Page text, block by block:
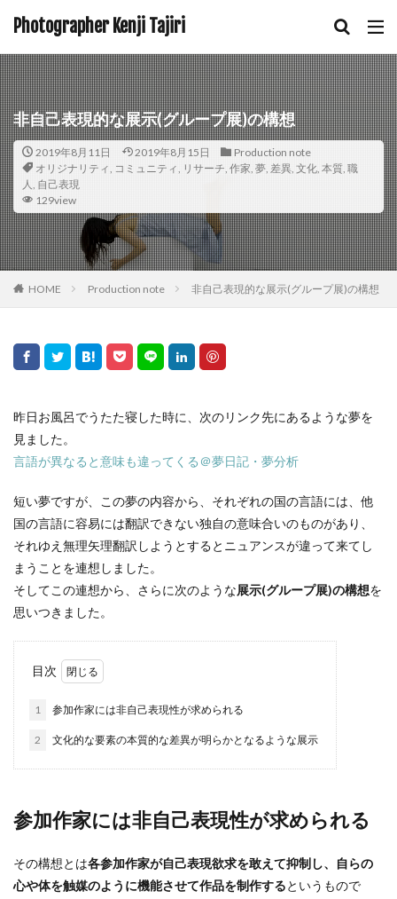
Photographer Kenji Tajiri
非自己表現的な展示(グループ展)の構想
2019年8月11日 2019年8月15日
Production note
オリジナリティ, コミュニティ, リサーチ, 作家, 夢, 差異, 文化, 本質, 職
人, 自己表現
129view
HOME Production note 非自己表現的な展示(グループ展)の構想
昨日お風呂でうたた寝した時に、次のリンク先にあるような夢を
見ました。
言語が異なると意味も違ってくる＠夢日記・夢分析
短い夢ですが、この夢の内容から、それぞれの国の言語には、他
国の言語に容易には翻訳できない独自の意味合いのものがあり、
それゆえ無理矢理翻訳しようとするとニュアンスが違って来てし
まうことを連想しました。
そしてこの連想から、さらに次のような展示(グループ展)の構想を
思いつきました。
目次
1 参加作家には非自己表現性が求められる
2 文化的な要素の本質的な差異が明らかとなるような展示
参加作家には非自己表現性が求められる
その構想とは各参加作家が自己表現欲求を敢えて抑制し、自らの
心や体を触媒のように機能させて作品を制作するというもので